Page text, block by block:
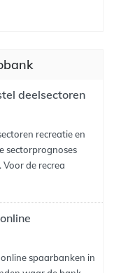
deelsectoren
recreatie en
sectorprognoses
de recrea
spaarbanken in